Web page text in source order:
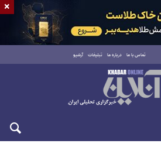
تماس با ما درباره ما تبلیغات آرشیو
×